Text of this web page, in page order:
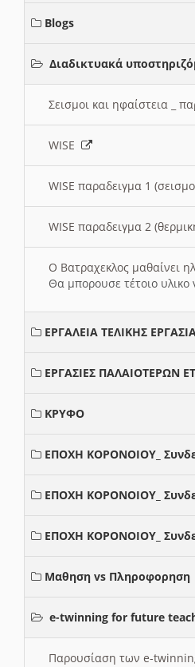
Blogs
Διαδικτυακά
Σεισμοι και ηφαίστεια _
WISE
WISE παραδειγμα 1
WISE παραδειγμα 2
Ο Βατραχεκλος μαθαίνει
Θα μπορουσε τέτοιο
ΕΡΓΑΛΕΙΑ ΤΕΛΙΚΗΣ
ΕΡΓΑΣΙΕΣ ΠΑΛΑΙΟΤΕΡΩΝ
ΚΡΥΦΟ
ΕΠΟΧΗ ΚΟΡΟΝΟΙΟΥ_
ΕΠΟΧΗ ΚΟΡΟΝΟΙΟΥ_
ΕΠΟΧΗ ΚΟΡΟΝΟΙΟΥ_
Μαθηση vs Πληροφορηση
e-twinning for future
Παρουσίαση των e-